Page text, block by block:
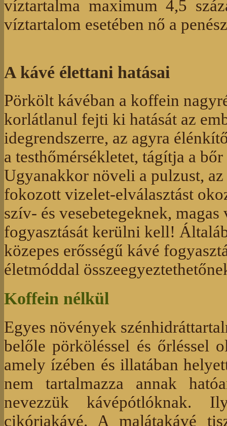
víztartalma maximum 4,5
víztartalom esetében nő a
A kávé élettani hatásai
Pörkölt kávéban a koffein
korlátlanul fejti ki hatását az
idegrendszerre, az agyra
a testhőmérsékletet, tágítja a
Ugyanakkor növeli a pulzust, az
fokozott vizelet-elválasztást
szív- és vesebetegeknek,
fogyasztását kerülni kell!
közepes erősségű kávé
életmóddal
Koffein nélkül
Egyes növények
belőle pörköléssel és őrléssel
amely ízében és illatában
nem tartalmazza annak
nevezzük kávépótlóknak.
cikóriakávé. A malátakávé